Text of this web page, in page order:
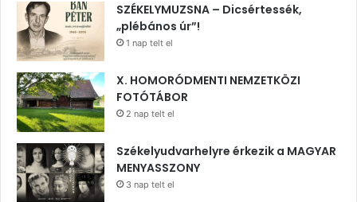
SZÉKELYMUZSNA – Dicsértessék,
„plébános úr”!
1 nap telt el
X. HOMORÓDMENTI NEMZETKÖZI
FOTÓTÁBOR
2 nap telt el
Székelyudvarhelyre érkezik a MAGYAR
MENYASSZONY
3 nap telt el